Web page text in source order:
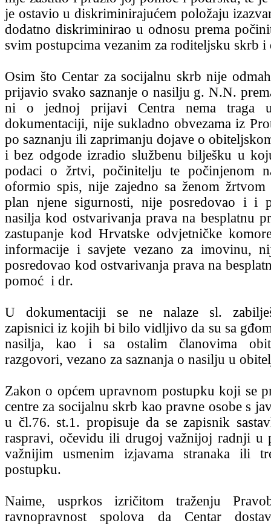
je ostavio u diskriminirajućem položaju
dodatno diskriminirao u odnosu prema
svim postupcima vezanim za roditeljsku skrb i
Osim što Centar za socijalnu skrb nije
prijavio svako saznanje o nasilju g. N.N.
ni o jednoj prijavi Centra nema traga u
dokumentaciji, nije sukladno obvezama iz
po saznanju ili zaprimanju dojave o
i bez odgode izradio službenu bilješku u
podaci o žrtvi, počinitelju te počinjenom
oformio spis, nije zajedno sa ženom žrtvom
plan njene sigurnosti, nije posredovao i i
nasilja kod ostvarivanja prava na besplatnu
zastupanje kod Hrvatske odvjetničke
informacije i savjete vezano za imovinu,
posredovao kod ostvarivanja prava na
pomoć i dr.
U dokumentaciji se ne nalaze sl.
zapisnici iz kojih bi bilo vidljivo da su sa
nasilja, kao i sa ostalim članovima
razgovori, vezano za saznanja o nasilju u
Zakon o općem upravnom postupku koji se
centre za socijalnu skrb kao pravne osobe s
u čl.76. st.1. propisuje da se zapisnik
raspravi, očevidu ili drugoj važnijoj radnji u
važnijim usmenim izjavama stranaka ili
postupku.
Naime, usprkos izričitom traženju
ravnopravnost spolova da Centar